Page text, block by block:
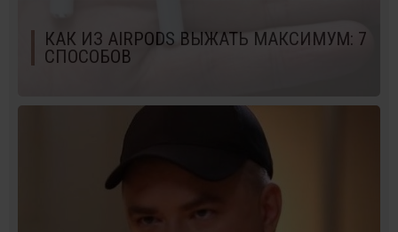
КАК ИЗ AIRPODS ВЫЖАТЬ МАКСИМУМ: 7
СПОСОБОВ